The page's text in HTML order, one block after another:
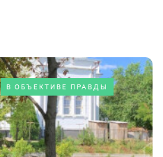
В ОБЪЕКТИВЕ ПРАВДЫ